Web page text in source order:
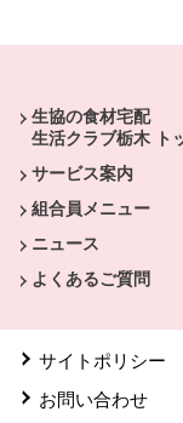
生協の食材宅配
生活クラブ栃木 ト
サービス案内
組合員メニュー
ニュース
よくあるご質問
サイトポリシー
お問い合わせ